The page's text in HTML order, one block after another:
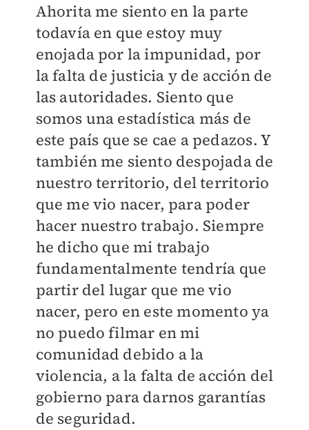
Ahorita me siento en la parte
todavía en que estoy muy
enojada por la impunidad, por
la falta de justicia y de acción de
las autoridades. Siento que
somos una estadística más de
este país que se cae a pedazos. Y
también me siento despojada de
nuestro territorio, del territorio
que me vio nacer, para poder
hacer nuestro trabajo. Siempre
he dicho que mi trabajo
fundamentalmente tendría que
partir del lugar que me vio
nacer, pero en este momento ya
no puedo filmar en mi
comunidad debido a la
violencia, a la falta de acción del
gobierno para darnos garantías
de seguridad.